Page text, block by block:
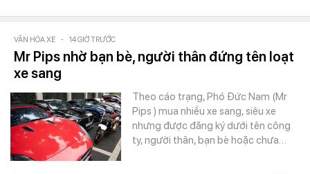
VĂN HÓA XE - 14 GIỜ TRƯỚC
Mr Pips nhờ bạn bè, người thân đứng tên loạt
xe sang
Theo cáo trạng, Phó Đức Nam (Mr
Pips ) mua nhiều xe sang, siêu xe
nhưng được đăng ký dưới tên công
ty, người thân, bạn bè hoặc chưa…